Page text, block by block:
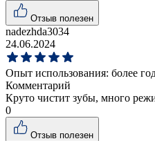
Отзыв полезен
nadezhda3034
24.06.2024
Опыт использования: более
Комментарий
Круто чистит зубы, много
0
Отзыв полезен